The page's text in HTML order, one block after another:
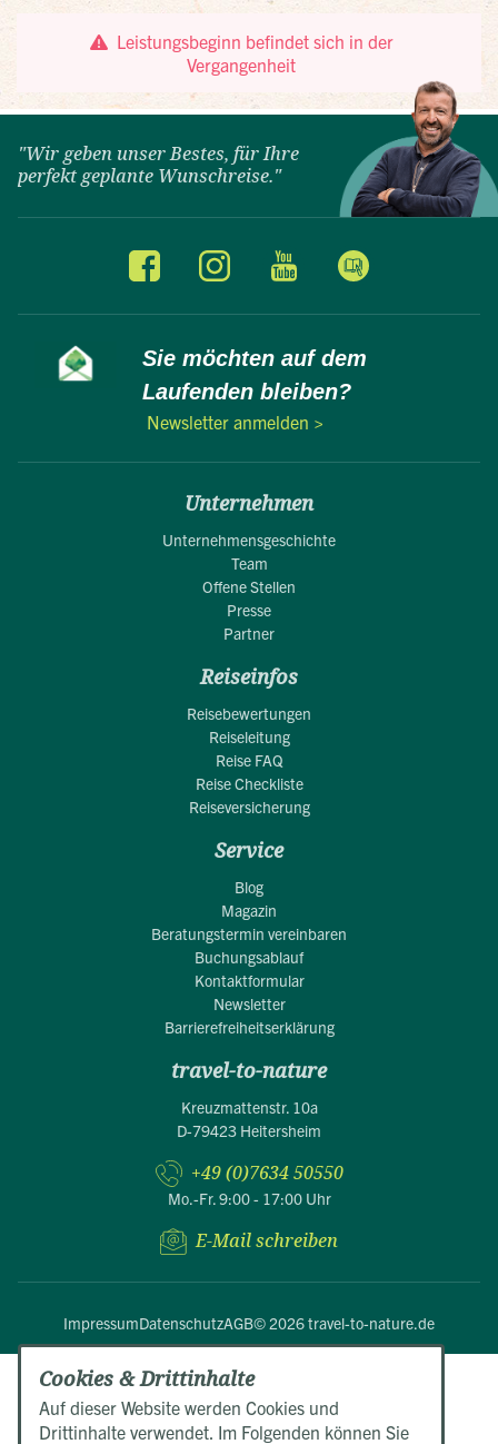
"Wir geben unser Bestes, für Ihre
perfekt geplante Wunschreise."
Sie möchten auf dem
Laufenden bleiben?
Newsletter anmelden >
Unternehmen
Unternehmensgeschichte
Team
Offene Stellen
Presse
Partner
Reiseinfos
Reisebewertungen
Reiseleitung
Reise FAQ
Reise Checkliste
Reiseversicherung
Service
Blog
Magazin
Beratungstermin vereinbaren
Buchungsablauf
Kontaktformular
Newsletter
Barrierefreiheitserklärung
travel-to-nature
Kreuzmattenstr. 10a
D-79423 Heitersheim
+49 (0)7634 50550
Mo.-Fr. 9:00 - 17:00 Uhr
E-Mail schreiben
ImpressumDatenschutzAGB© 2026 travel-to-nature.de
Cookies & Drittinhalte
Auf dieser Website werden Cookies und
Drittinhalte verwendet. Im Folgenden können Sie